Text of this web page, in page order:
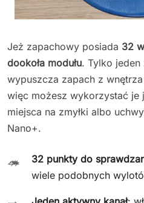
Jeż zapachowy posiada 32
dookoła modułu. Tylko
wypuszcza zapach z
więc możesz wykorzystać je
miejsca na zmyłki albo
Nano+.
🦔 32 punkty do
wiele podobnych